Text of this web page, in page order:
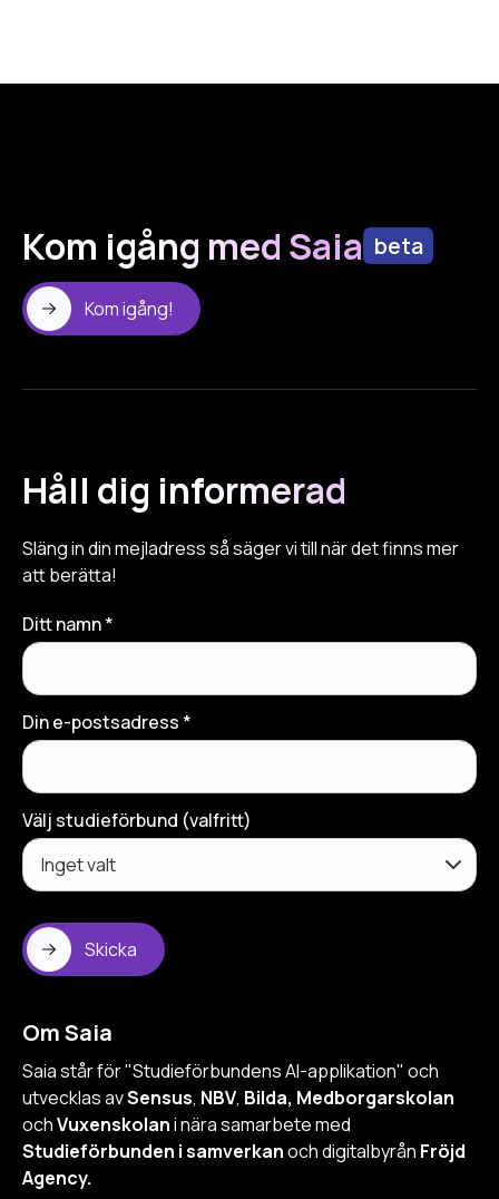
Kom igång med Saia beta
Kom igång!
Om Saia
Saia står för "Studieförbundens AI-applikation" och
utvecklas avSensus, NBV, Bilda, Medborgarskolan
ochVuxenskolani nära samarbete med
Studieförbunden i samverkanoch digitalbyrån Fröjd
Agency.
Håll dig informerad
Släng in din mejladress så säger vi till när det finns mer
att berätta!
Ditt namn *
Din e-postsadress *
Välj studieförbund (valfritt)
Skicka